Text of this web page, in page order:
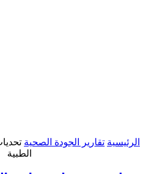
الرئيسية تقارير الجودة الصحية
الطبية